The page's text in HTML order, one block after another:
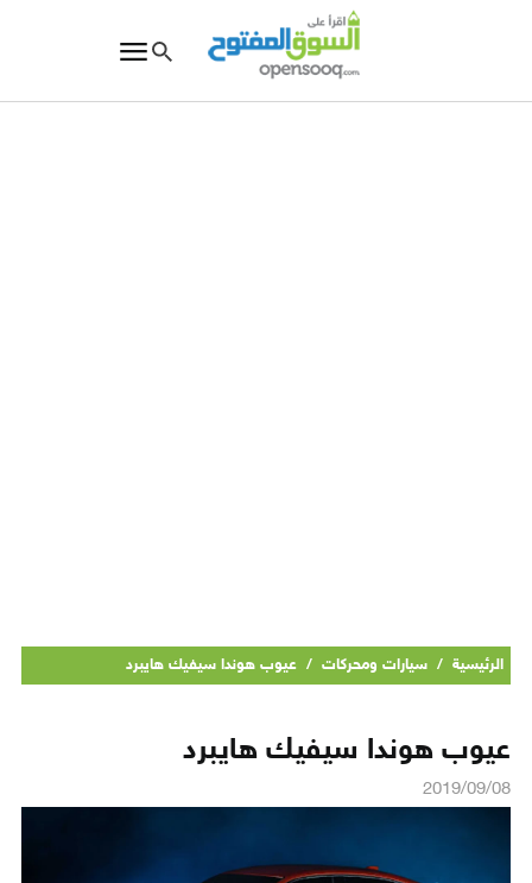
الرئيسية / سيارات ومحركات / عيوب هوندا سيفيك هايبرد
عيوب هوندا سيفيك هايبرد
2019/09/08